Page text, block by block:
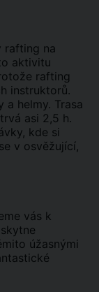
rafting na
aktivitu
rafting
instruktorů.
helmy. Trasa
asi 2,5 h.
kde si
v osvěžující,
vás k
úžasnými